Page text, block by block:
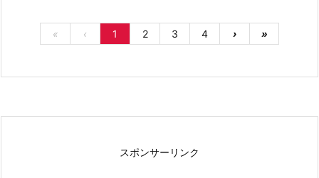
« ‹ 1 2 3 4 › »
スポンサーリンク